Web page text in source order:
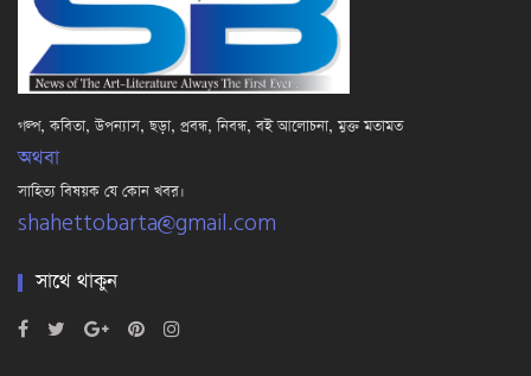
গল্প, কবিতা, উপন্যাস, ছড়া, প্রবন্ধ, নিবন্ধ, বই আলোচনা, মুক্ত মতামত
অথবা
সাহিত্য বিষয়ক যে কোন খবর।
shahettobarta@gmail.com
সাথে থাকুন